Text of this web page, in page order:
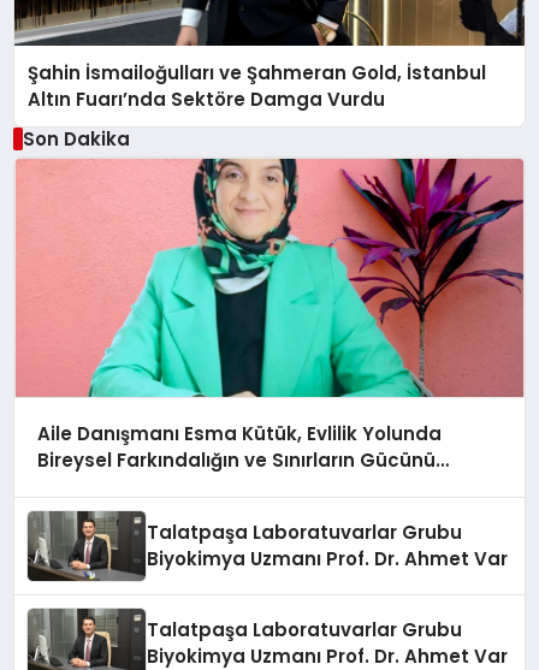
Şahin İsmailoğulları ve Şahmeran Gold, İstanbul
Altın Fuarı’nda Sektöre Damga Vurdu
Son Dakika
Aile Danışmanı Esma Kütük, Evlilik Yolunda
Bireysel Farkındalığın ve Sınırların Gücünü
Talatpaşa Laboratuvarlar Grubu
Biyokimya Uzmanı Prof. Dr. Ahmet Var
Talatpaşa Laboratuvarlar Grubu
Biyokimya Uzmanı Prof. Dr. Ahmet Var